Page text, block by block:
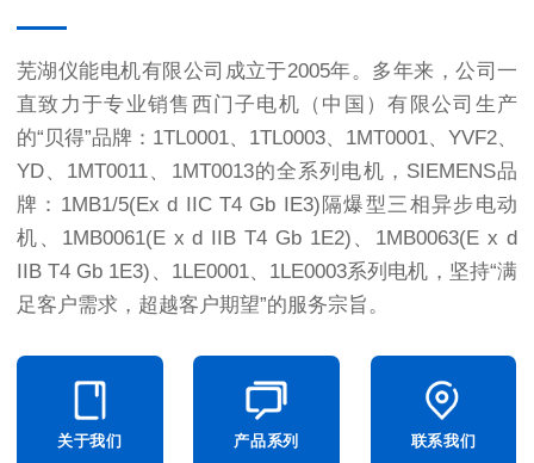
芜湖仪能电机有限公司成立于2005年。多年来，公司一
直致力于专业销售西门子电机（中国）有限公司生产
的“贝得”品牌：1TL0001、1TL0003、1MT0001、YVF2、
YD、1MT0011、1MT0013的全系列电机，SIEMENS品
牌：1MB1/5(Ex d IIC T4 Gb IE3)隔爆型三相异步电动
机、1MB0061(E x d IIB T4 Gb 1E2)、1MB0063(E x d
IIB T4 Gb 1E3)、1LE0001、1LE0003系列电机，坚持“满
足客户需求，超越客户期望”的服务宗旨。
关于我们 产品系列 联系我们